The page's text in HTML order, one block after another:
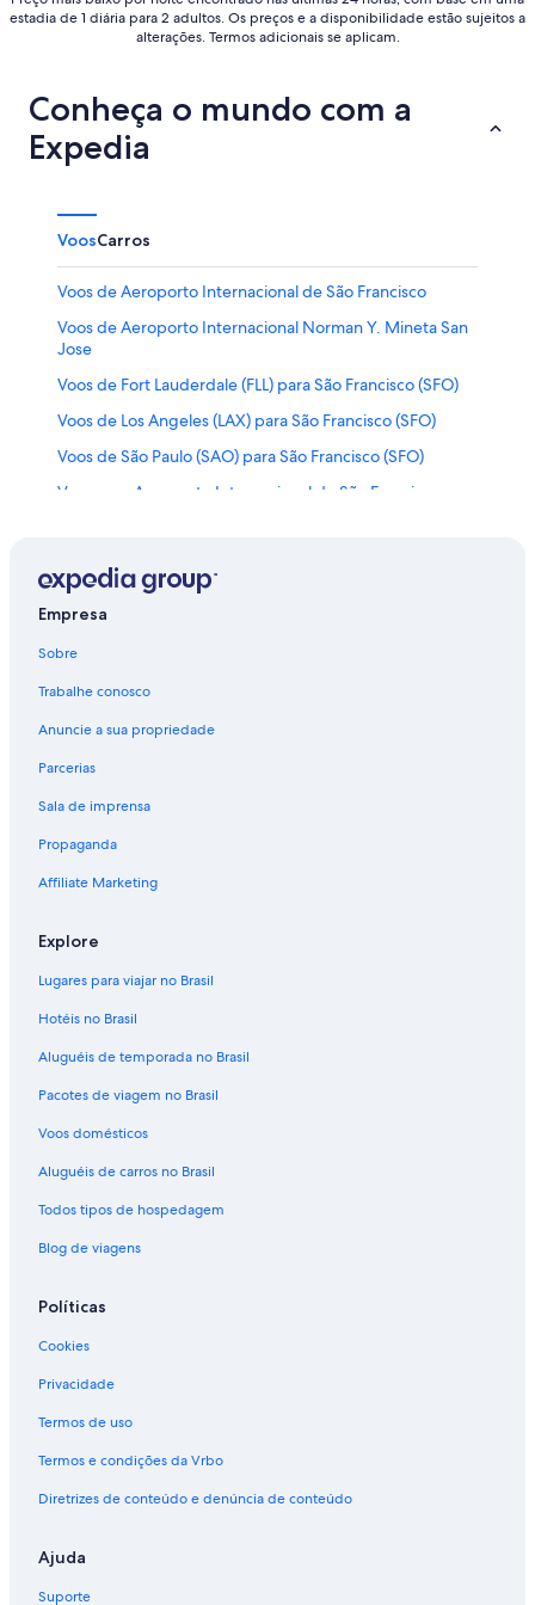
estadia de 1 diária para 2 adultos. Os preços e a disponibilidade estão sujeitos a
alterações. Termos adicionais se aplicam.
Conheça o mundo com a
Expedia
VoosCarros
Voos de Aeroporto Internacional de São Francisco
Voos de Aeroporto Internacional Norman Y. Mineta San
Jose
Voos de Fort Lauderdale (FLL) para São Francisco (SFO)
Voos de Los Angeles (LAX) para São Francisco (SFO)
Voos de São Paulo (SAO) para São Francisco (SFO)
Voos para Aeroporto Internacional de São Francisco
Voos para São Francisco
Empresa
Sobre
Trabalhe conosco
Anuncie a sua propriedade
Parcerias
Sala de imprensa
Propaganda
Affiliate Marketing
Explore
Lugares para viajar no Brasil
Hotéis no Brasil
Aluguéis de temporada no Brasil
Pacotes de viagem no Brasil
Voos domésticos
Aluguéis de carros no Brasil
Todos tipos de hospedagem
Blog de viagens
Políticas
Cookies
Privacidade
Termos de uso
Termos e condições da Vrbo
Diretrizes de conteúdo e denúncia de conteúdo
Ajuda
Suporte